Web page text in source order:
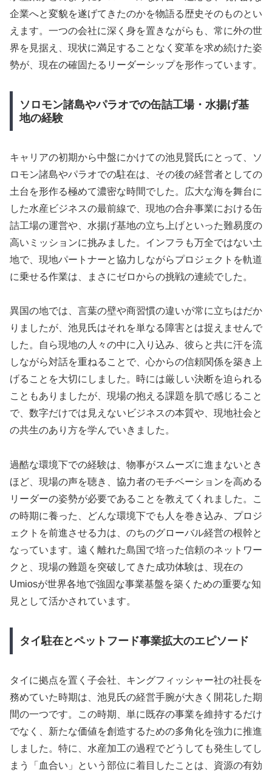
企業へと変貌を遂げてきたのかを物語る歴史そのものとい
えます。一つの会社に深く身を置きながらも、常に外の世
界を見据え、現状に満足することなく変革を求め続けた姿
勢が、現在の確固たるリーダーシップを形作っています。
ソロモン諸島やパラオでの缶詰工場・水揚げ基
地の経験
キャリアの初期から中盤にかけての池見賢氏にとって、ソ
ロモン諸島やパラオでの駐在は、その後の経営者としての
土台を形作る極めて濃密な時間でした。広大な海を舞台に
した水産ビジネスの最前線で、現地の合弁事業における缶
詰工場の運営や、水揚げ基地の立ち上げといった難易度の
高いミッションに挑みました。インフラも万全ではない土
地で、現地パートナーと協力しながらプロジェクトを軌道
に乗せる作業は、まさにゼロからの挑戦の連続でした。
異国の地では、言葉の壁や商習慣の違いが常に立ちはだか
りましたが、池見氏はそれを単なる障害とは捉えませんで
した。自ら現地の人々の中に入り込み、彼らと共に汗を流
しながら対話を重ねることで、心からの信頼関係を築き上
げることを大切にしました。時には厳しい決断を迫られる
こともありましたが、現場の抱える課題を肌で感じること
で、数字だけでは見えないビジネスの本質や、現地社会と
の共生のあり方を学んでいきました。
過酷な環境下での経験は、物事がスムーズに進まないとき
ほど、現場の声を聴き、協力者のモチベーションを高める
リーダーの姿勢が必要であることを教えてくれました。こ
の時期に養った、どんな環境下でも人を巻き込み、プロジ
ェクトを前進させる力は、のちのグローバル経営の根幹と
なっています。遠く離れた島国で培った信頼のネットワー
クと、現場の難題を突破してきた成功体験は、現在の
Umiosが世界各地で強固な事業基盤を築くための重要な知
見として活かされています。
タイ駐在とペットフード事業拡大のエピソード
タイに拠点を置く子会社、キングフィッシャー社の社長を
務めていた時期は、池見氏の経営手腕が大きく開花した期
間の一つです。この時期、単に既存の事業を維持するだけ
でなく、新たな価値を創造するための多角化を強力に推進
しました。特に、水産加工の過程でどうしても発生してし
まう「血合い」という部位に着目したことは、資源の有効